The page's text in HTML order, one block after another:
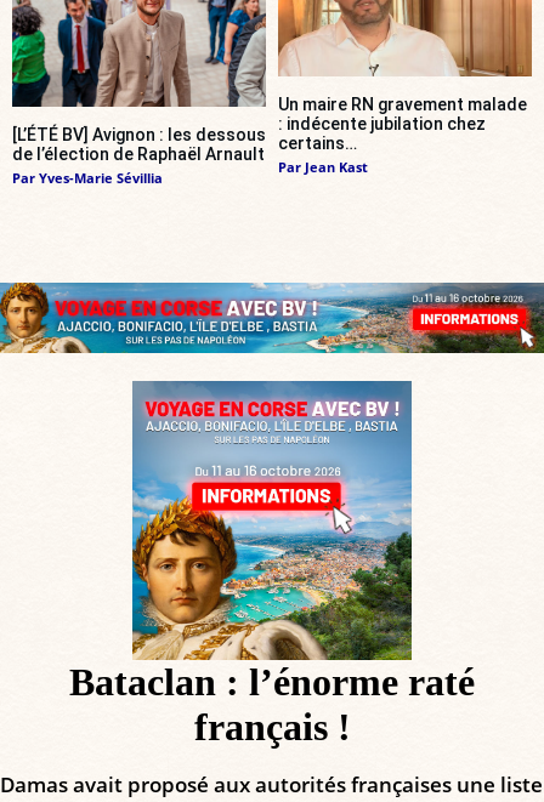
[L’ÉTÉ BV] Avignon : les dessous
de l’élection de Raphaël Arnault
Par Yves-Marie Sévillia
Un maire RN gravement malade
: indécente jubilation chez
certains…
Par Jean Kast
Bataclan : l’énorme raté
français !
Damas avait proposé aux autorités françaises une liste